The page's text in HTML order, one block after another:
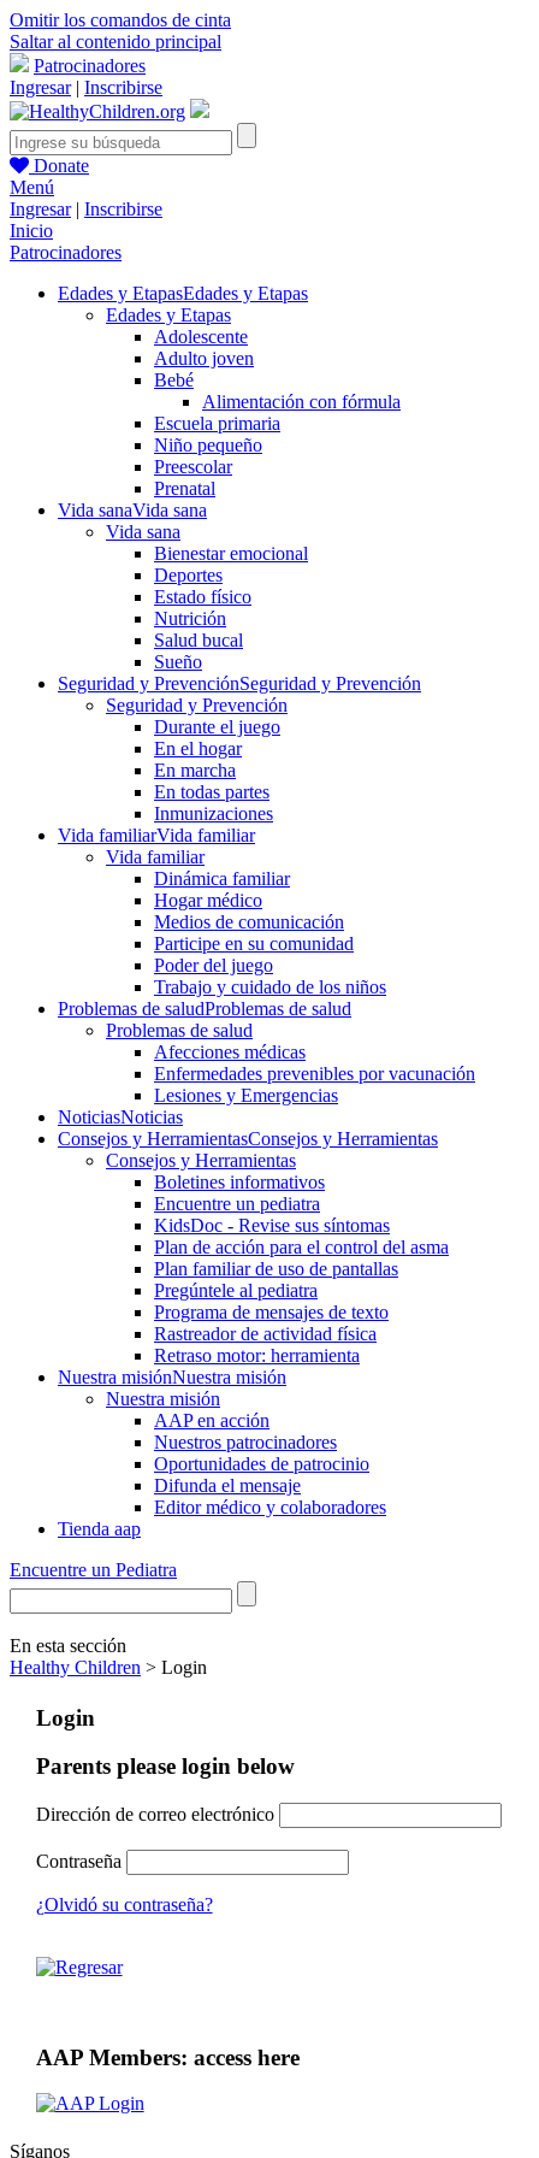
Omitir los comandos de cinta
Saltar al contenido principal
Patrocinadores
Ingresar| Inscribirse
Donate
Menú
Ingresar| Inscribirse
Inicio
Patrocinadores
Edades y EtapasEdades y Etapas
Edades y Etapas
Adolescente
Adulto joven
Bebé
Alimentación con fórmula
Escuela primaria
Niño pequeño
Preescolar
Prenatal
Vida sanaVida sana
Vida sana
Bienestar emocional
Deportes
Estado físico
Nutrición
Salud bucal
Sueño
Seguridad y PrevenciónSeguridad y Prevención
Seguridad y Prevención
Durante el juego
En el hogar
En marcha
En todas partes
Inmunizaciones
Vida familiarVida familiar
Vida familiar
Dinámica familiar
Hogar médico
Medios de comunicación
Participe en su comunidad
Poder del juego
Trabajo y cuidado de los niños
Problemas de saludProblemas de salud
Problemas de salud
Afecciones médicas
Enfermedades prevenibles por vacunación
Lesiones y Emergencias
NoticiasNoticias
Consejos y HerramientasConsejos y Herramientas
Consejos y Herramientas
Boletines informativos
Encuentre un pediatra
KidsDoc - Revise sus síntomas
Plan de acción para el control del asma
Plan familiar de uso de pantallas
Pregúntele al pediatra
Programa de mensajes de texto
Rastre​​ador de activida​d física
Retraso motor: herramienta
Nuestra misiónNuestra misión
Nuestra misión
AAP en acción
Nuestros patrocinadores
Oportunidades de patrocinio
Difunda el mensaje
Editor médico y colaboradores
Tienda aap
Encuentre un Pediatra
En esta sección
Healthy Children > Login
Login
Parents please login below
Dirección de correo electrónico
Contraseña
¿Olvidó su contraseña?
AAP Members: access here
Síganos